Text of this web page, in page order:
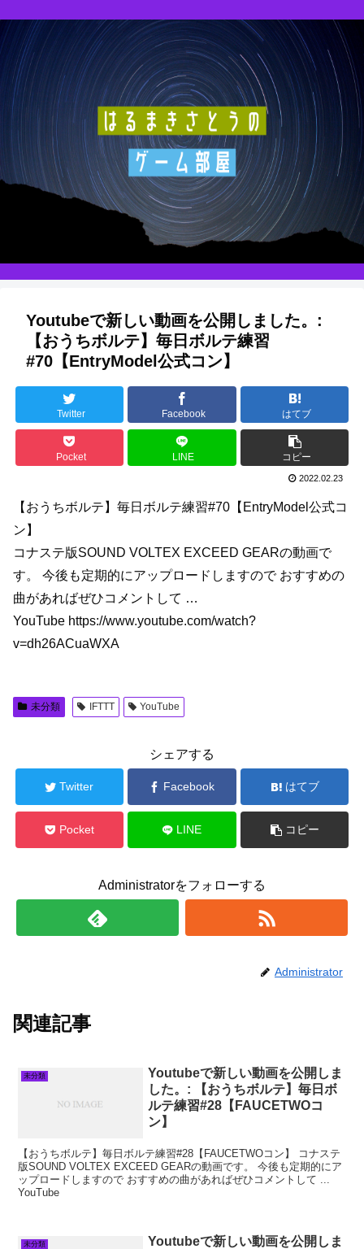
Youtubeで新しい動画を公開しました。:
【おうちボルテ】毎日ボルテ練習
#70【EntryModel公式コン】
Twitter Facebook はてブ
Pocket LINE コピー
2022.02.23
【おうちボルテ】毎日ボルテ練習#70【EntryModel公式コ
ン】
コナステ版SOUND VOLTEX EXCEED GEARの動画で
す。 今後も定期的にアップロードしますので おすすめの
曲があればぜひコメントして …
YouTube https://www.youtube.com/watch?
v=dh26ACuaWXA
未分類 IFTTT YouTube
シェアする
Twitter Facebook はてブ
Pocket LINE コピー
Administratorをフォローする
Administrator
関連記事
未分類
Youtubeで新しい動画を公開しま
した。: 【おうちボルテ】毎日ボ
ルテ練習#28【FAUCETWOコ
ン】
【おうちボルテ】毎日ボルテ練習#28【FAUCETWOコン】 コナステ
版SOUND VOLTEX EXCEED GEARの動画です。 今後も定期的にア
ップロードしますので おすすめの曲があればぜひコメントして ...
YouTube
未分類
Youtubeで新しい動画を公開しま